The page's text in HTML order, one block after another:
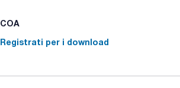
COA
Registrati per i download